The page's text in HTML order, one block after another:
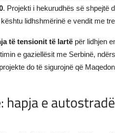
. Projekti i hekurudhës së shpejtë
lidhshmërinë e vendit me
të tensionit të lartë për lidhjen
e gaziellësit me Serbinë,
do të sigurojnë që
hapja e